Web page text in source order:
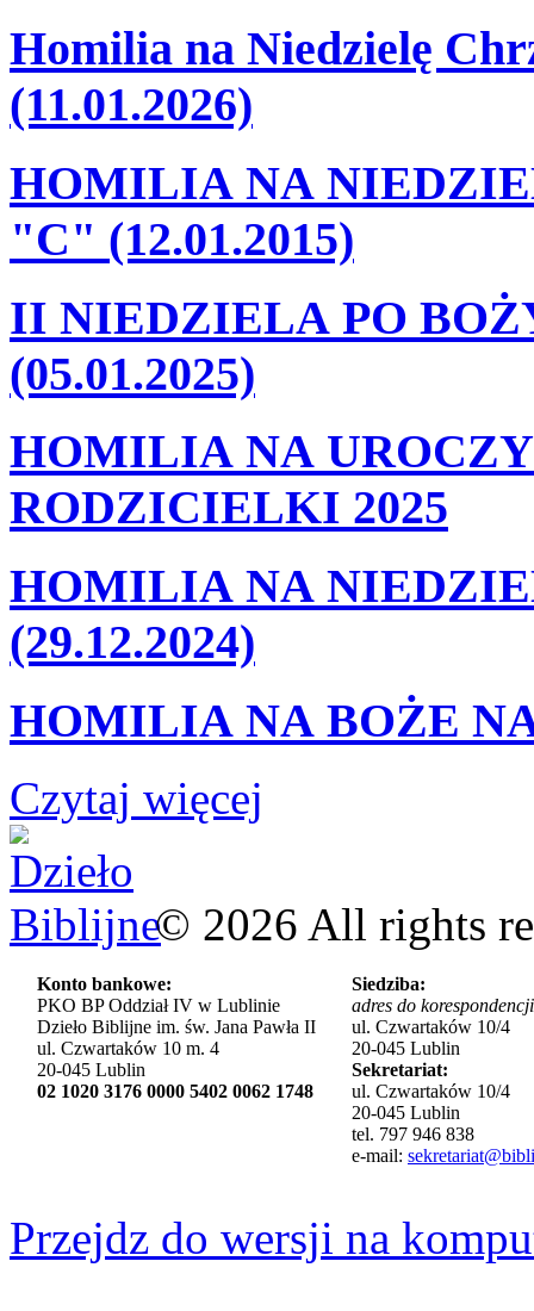
Homilia na Niedzielę
(11.01.2026)
HOMILIA NA
"C" (12.01.2015)
II NIEDZIELA PO
(05.01.2025)
HOMILIA NA
RODZICIELKI 2025
HOMILIA NA
(29.12.2024)
HOMILIA NA BOŻE
Czytaj więcej
© 2026 All rights
Konto bankowe:
PKO BP Oddział IV w Lublinie
Dzieło Biblijne im. św. Jana Pawła II
ul. Czwartaków 10 m. 4
20-045 Lublin
02 1020 3176 0000 5402 0062 1748
Siedziba:
adres do
ul. Czwartaków 10/4
20-045 Lublin
Sekretariat:
ul. Czwartaków 10/4
20-045 Lublin
tel. 797 946 838
e-mail:
Przejdz do wersji na